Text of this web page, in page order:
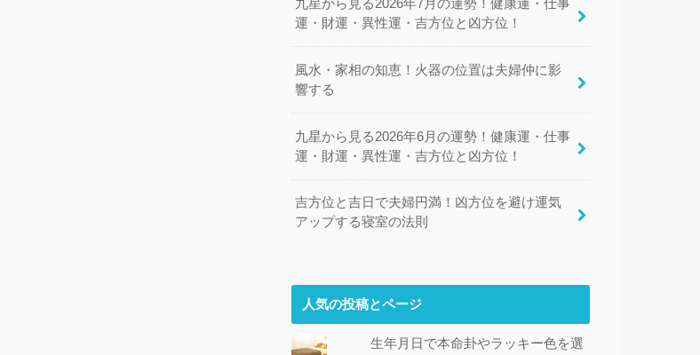
九星から見る2026年7月の運勢！健康運・仕事
運・財運・異性運・吉方位と凶方位！
風水・家相の知恵！火器の位置は夫婦仲に影
響する
九星から見る2026年6月の運勢！健康運・仕事
運・財運・異性運・吉方位と凶方位！
吉方位と吉日で夫婦円満！凶方位を避け運気
アップする寝室の法則
人気の投稿とページ
生年月日で本命卦やラッキー色を選